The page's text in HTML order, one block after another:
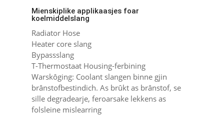
Mienskiplike applikaasjes foar
koelmiddelslang
Radiator Hose
Heater core slang
Bypassslang
T-Thermostaat Housing-ferbining
Warskôging: Coolant slangen binne gjin
brânstofbestindich. As brûkt as brânstof, se
sille degradearje, feroarsake lekkens as
folsleine mislearring